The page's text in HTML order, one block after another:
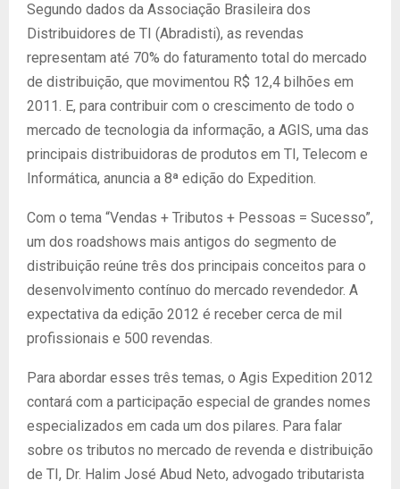
Segundo dados da Associação Brasileira dos
Distribuidores de TI (Abradisti), as revendas
representam até 70% do faturamento total do mercado
de distribuição, que movimentou R$ 12,4 bilhões em
2011. E, para contribuir com o crescimento de todo o
mercado de tecnologia da informação, a AGIS, uma das
principais distribuidoras de produtos em TI, Telecom e
Informática, anuncia a 8ª edição do Expedition.
Com o tema “Vendas + Tributos + Pessoas = Sucesso”,
um dos roadshows mais antigos do segmento de
distribuição reúne três dos principais conceitos para o
desenvolvimento contínuo do mercado revendedor. A
expectativa da edição 2012 é receber cerca de mil
profissionais e 500 revendas.
Para abordar esses três temas, o Agis Expedition 2012
contará com a participação especial de grandes nomes
especializados em cada um dos pilares. Para falar
sobre os tributos no mercado de revenda e distribuição
de TI, Dr. Halim José Abud Neto, advogado tributarista